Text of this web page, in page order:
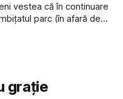
vestea că în continuare
parc (în afară de
trece prin zonă). Am
grație